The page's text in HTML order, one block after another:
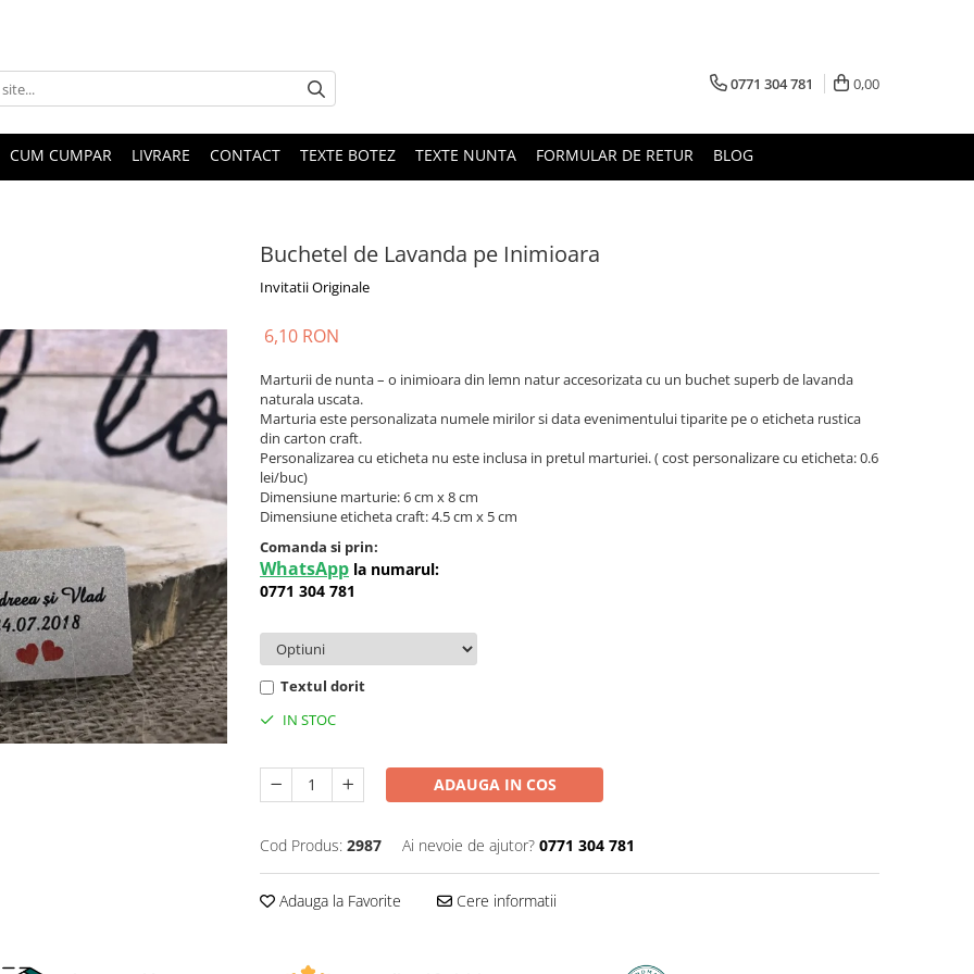
0771 304 781 0,00
CUM CUMPAR LIVRARE CONTACT TEXTE BOTEZ TEXTE NUNTA FORMULAR DE RETUR BLOG
Buchetel de Lavanda pe Inimioara
Invitatii Originale
6,10 RON
Marturii de nunta – o inimioara din lemn natur accesorizata cu un buchet superb de lavanda
naturala uscata.
Marturia este personalizata numele mirilor si data evenimentului tiparite pe o eticheta rustica
din carton craft.
Personalizarea cu eticheta nu este inclusa in pretul marturiei. ( cost personalizare cu eticheta: 0.6
lei/buc)
Dimensiune marturie: 6 cm x 8 cm
Dimensiune eticheta craft: 4.5 cm x 5 cm
Comanda si prin:
WhatsApp la numarul:
0771 304 781
Textul dorit
IN STOC
ADAUGA IN COS
Cod Produs: 2987 Ai nevoie de ajutor? 0771 304 781
Adauga la Favorite Cere informatii